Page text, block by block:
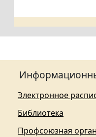
Электронное
Библиотека
Профсоюзная